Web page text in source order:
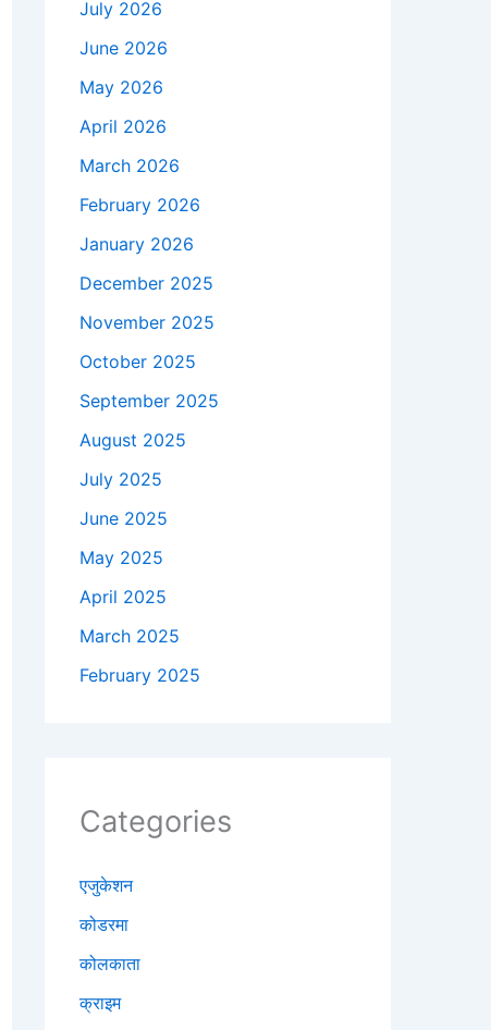
July 2026
June 2026
May 2026
April 2026
March 2026
February 2026
January 2026
December 2025
November 2025
October 2025
September 2025
August 2025
July 2025
June 2025
May 2025
April 2025
March 2025
February 2025
Categories
एजुकेशन
कोडरमा
कोलकाता
क्राइम